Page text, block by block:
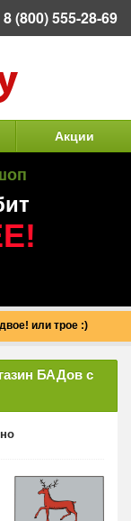
Акции
или трое :)
БАДов с
8 (800) 555-28-69